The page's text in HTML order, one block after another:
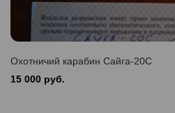
Охотничий карабин Сайга-20С
15 000 руб.